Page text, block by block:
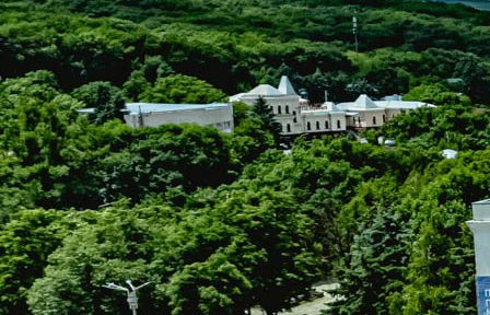
Санаторий «Дубрава» на карте
КОНТАКТЫ